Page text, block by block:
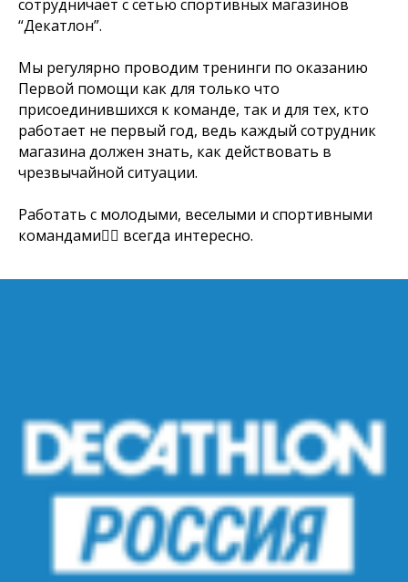
сотрудничает с сетью спортивных магазинов
“Декатлон”.
Мы регулярно проводим тренинги по оказанию
Первой помощи как для только что
присоединившихся к команде, так и для тех, кто
работает не первый год, ведь каждый сотрудник
магазина должен знать, как действовать в
чрезвычайной ситуации.
Работать с молодыми, веселыми и спортивными
командами🤼‍♀ всегда интересно.